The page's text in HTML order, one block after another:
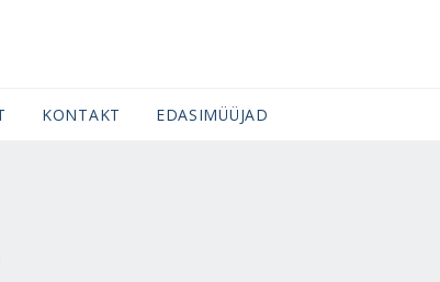
KONTAKT EDASIMÜÜJAD